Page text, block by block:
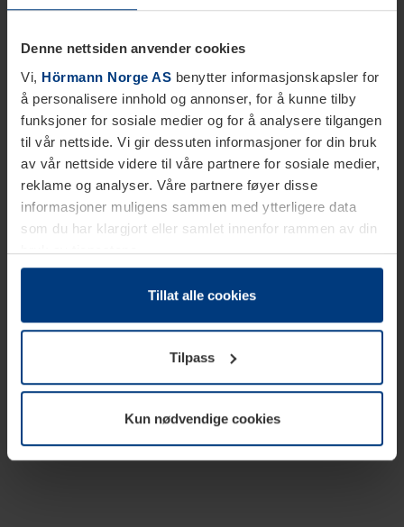
Denne nettsiden anvender cookies
Vi, Hörmann Norge AS benytter informasjonskapsler for
å personalisere innhold og annonser, for å kunne tilby
funksjoner for sosiale medier og for å analysere tilgangen
til vår nettside. Vi gir dessuten informasjoner for din bruk
av vår nettside videre til våre partnere for sosiale medier,
reklame og analyser. Våre partnere føyer disse
informasjoner muligens sammen med ytterligere data
som du har klargjort eller samlet innenfor rammen av din
bruk av tjenestene.
Etter loven kan vi lagre informasjonskapsler på din
datamaskin, hvis disse er absolutt nødvendig for drift av
trenger vi din tillatelse. Du kan når som helst endre eller
tilbakekalle ditt samtykke i forklaringen av
informasjonskapselen på sidenPersonvernerklæringpå
Tillat alle cookies
Tilpass
Kun nødvendige cookies